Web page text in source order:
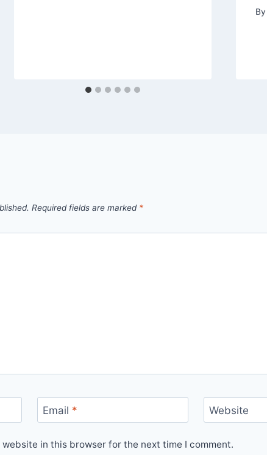
By
Required fields are marked *
Email * Website
website in this browser for the next time I comment.